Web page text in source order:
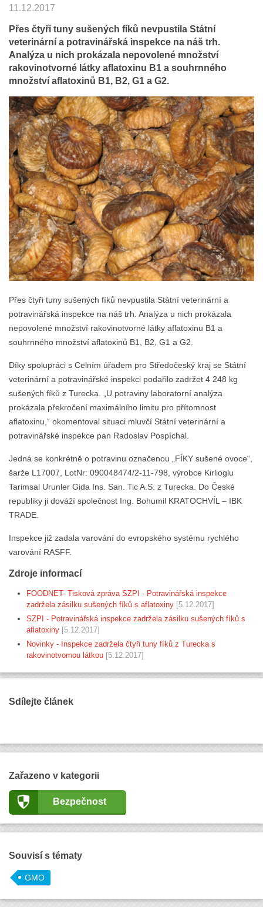
11.12.2017
Přes čtyři tuny sušených fíků nevpustila Státní
veterinární a potravinářská inspekce na náš trh.
Analýza u nich prokázala nepovolené množství
rakovinotvorné látky aflatoxinu B1 a souhrnného
množství aflatoxinů B1, B2, G1 a G2.
Přes čtyři tuny sušených fíků nevpustila Státní veterinární a
potravinářská inspekce na náš trh. Analýza u nich prokázala
nepovolené množství rakovinotvorné látky aflatoxinu B1 a
souhrnného množství aflatoxinů B1, B2, G1 a G2.
Díky spolupráci s Celním úřadem pro Středočeský kraj se Státní
veterinární a potravinářské inspekci podařilo zadržet 4 248 kg
sušených fíků z Turecka. „U potraviny laboratorní analýza
prokázala překročení maximálního limitu pro přítomnost
aflatoxinu,“ okomentoval situaci mluvčí Státní veterinární a
potravinářské inspekce pan Radoslav Pospíchal.
Jedná se konkrétně o potravinu označenou „FÍKY sušené ovoce“,
šarže L17007, LotNr: 090048474/2-11-798, výrobce Kirlioglu
Tarimsal Urunler Gida Ins. San. Tic A.S. z Turecka. Do České
republiky ji dováží společnost Ing. Bohumil KRATOCHVÍL – IBK
TRADE.
Inspekce již zadala varování do evropského systému rychlého
varování RASFF.
Zdroje informací
FOODNET- Tisková zpráva SZPI - Potravinářská inspekce
zadržela zásilku sušených fíků s aflatoxiny [5.12.2017]
SZPI - Potravinářská inspekce zadržela zásilku sušených fíků s
aflatoxiny [5.12.2017]
Novinky - Inspekce zadržela čtyři tuny fíků z Turecka s
rakovinotvornou látkou [5.12.2017]
Sdílejte článek
Zařazeno v kategorii
Bezpečnost
Souvisí s tématy
GMO